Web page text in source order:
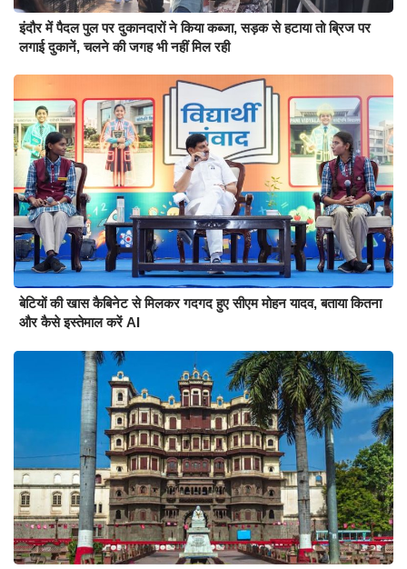
इंदौर में पैदल पुल पर दुकानदारों ने किया कब्जा, सड़क से हटाया तो ब्रिज पर
लगाई दुकानें, चलने की जगह भी नहीं मिल रही
बेटियों की खास कैबिनेट से मिलकर गदगद हुए सीएम मोहन यादव, बताया कितना
और कैसे इस्तेमाल करें AI